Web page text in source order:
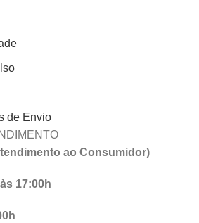
de Envio
ao Consumidor)
17:00h